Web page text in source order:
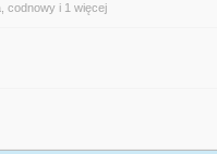
,codnowy i 1 więcej